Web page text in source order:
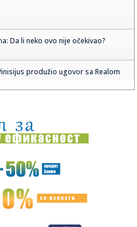
Da li neko ovo nije očekivao?
produžio ugovor sa Realom
predlaže da se skrate mečevi"
"uzelo meru" Muzetiju VIDEO
potvrđuje potrebu za razdvajanjem